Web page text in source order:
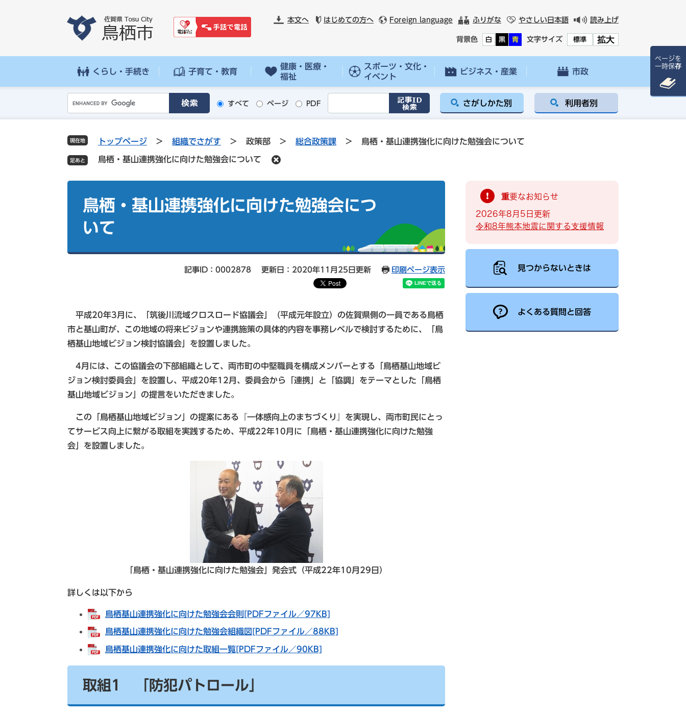
先
を
本文へ はじめての方へ Foreign language ふりがな やさしい日本語 読み上げ
背景色 白 黒 青 文字サイズ 標準 拡大
くらし・手続き 子育て・教育
健康・医療・
福祉
スポーツ・文化・
イベント
ビジネス・産業 市政
o
g
l
e
ス
すべて ページ PDF さがしかた別 利用者別
現在地 トップページ > 組織でさがす > 政策部 > 総合政策課 > 鳥栖・基山連携強化に向けた勉強会について
鳥栖・基山連携強化に向けた勉強会について
鳥栖・基山連携強化に向けた勉強会につ
いて
記事ID：0002878 更新日：2020年11月25日更新 印刷ページ表示
平成20年3月に、「筑後川流域クロスロード協議会」（平成元年設立）の佐賀県側の一員である鳥栖
市と基山町が、この地域の将来ビジョンや連携施策の具体的内容を事務レベルで検討するために、「鳥
栖基山地域ビジョン検討協議会」を設置しました。
4月には、この協議会の下部組織として、両市町の中堅職員を構成メンバーとする「鳥栖基山地域ビ
ジョン検討委員会」を設置し、平成20年12月、委員会から「連携」と「協調」をテーマとした「鳥栖
基山地域ビジョン」の提言をいただきました。
この「鳥栖基山地域ビジョン」の提案にある『一体感向上のまちづくり』を実現し、両市町民にとっ
てサービス向上に繋がる取組を実践するため、平成22年10月に「鳥栖・基山連携強化に向けた勉強
会」を設置しました。
「鳥栖・基山連携強化に向けた勉強会」発会式（平成22年10月29日）
詳しくは以下から
鳥栖基山連携強化に向けた勉強会会則[PDFファイル／97KB]
鳥栖基山連携強化に向けた勉強会組織図[PDFファイル／88KB]
鳥栖基山連携強化に向けた取組一覧[PDFファイル／90KB]
取組1 「防犯パトロール」
重要なお知らせ
2026年8月5日更新
令和8年熊本地震に関する支援情報
見つからないときは
よくある質問と回答
ページを
一時保存